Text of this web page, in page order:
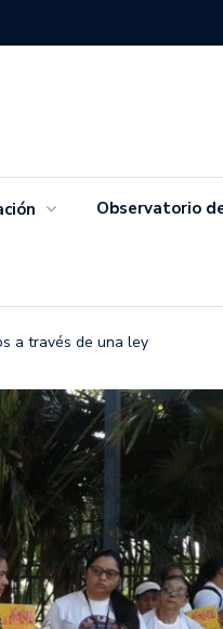
Observatorio
a través de una ley